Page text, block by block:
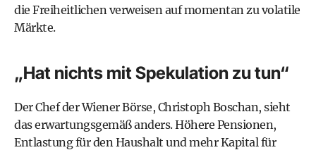
die Freiheitlichen verweisen auf momentan zu volatile
Märkte.
„Hat nichts mit Spekulation zu tun“
Der Chef der Wiener Börse, Christoph Boschan, sieht
das erwartungsgemäß anders. Höhere Pensionen,
Entlastung für den Haushalt und mehr Kapital für